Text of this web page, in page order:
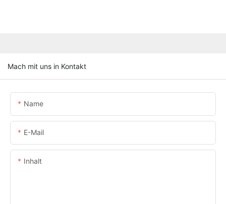
Mach mit uns in Kontakt
Name
E-Mail
Inhalt